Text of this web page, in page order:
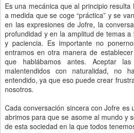
Es una mecánica que al principio
a medida que se coge “práctica” y se
en las expresiones de Jofre, la
profundidad y en la amplitud de temas
y paciencia. Es importante no
entramos en otra manera de
que hablábamos antes. Aceptar
malentendidos con naturalidad, no
entendido, ya que eso puede crear
nosotros.
Cada conversación sincera con Jofre es
abrimos para que se asome al mundo y
de esta sociedad en la que todos